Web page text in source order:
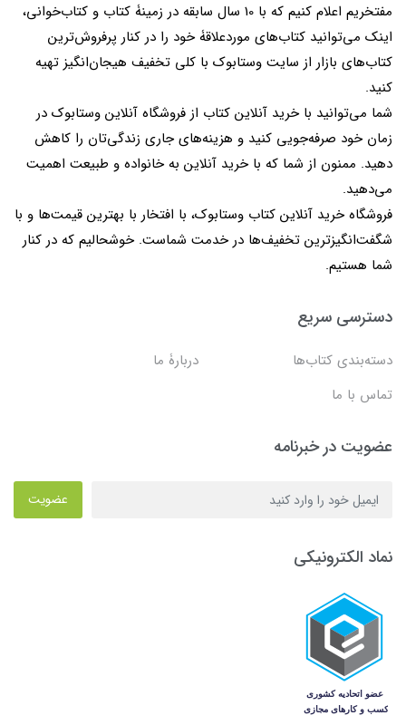
مفتخریم اعلام کنیم که با 10 سال سابقه در زمینۀ کتاب و کتاب‌خوانی،
اینک می‌توانید کتاب‌های موردعلاقۀ خود را در کنار پرفروش‌ترین
کتاب‌های بازار از سایت وستابوک با کلی تخفیف هیجان‌انگیز تهیه
کنید.
شما می‌توانید با خرید آنلاین کتاب از فروشگاه آنلاین وستابوک در
زمان خود صرفه‌جویی کنید و هزینه‌های جاری زندگی‌تان را کاهش
دهید. ممنون از شما که با خرید آنلاین به خانواده و طبیعت اهمیت
می‌دهید.
فروشگاه خرید آنلاین کتاب وستابوک، با افتخار با بهترین قیمت‌ها و با
شگفت‌انگیزترین تخفیف‌ها در خدمت شماست. خوشحالیم که در کنار
شما هستیم.
دسترسی سریع
دسته‌بندی کتاب‌ها
دربارۀ ما
تماس با ما
عضویت در خبرنامه
عضویت
نماد الکترونیکی